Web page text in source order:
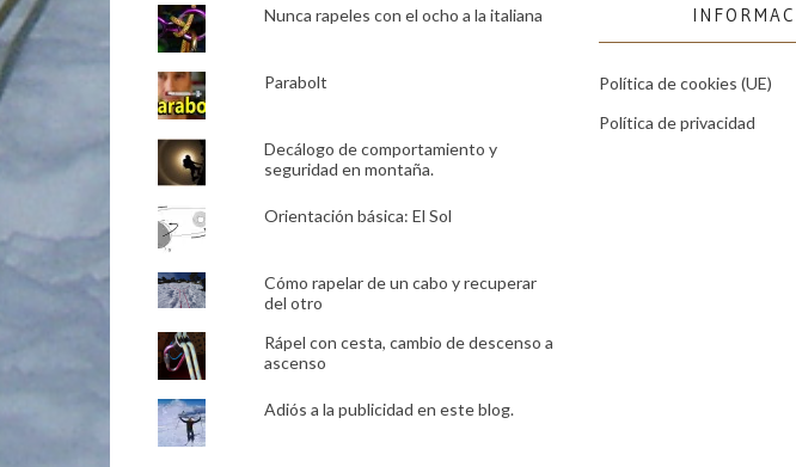
Nunca rapeles con el ocho a la italiana
Parabolt
Decálogo de comportamiento y
seguridad en montaña.
Orientación básica: El Sol
Cómo rapelar de un cabo y recuperar
del otro
Rápel con cesta, cambio de descenso a
ascenso
Adiós a la publicidad en este blog.
Política de cookies (UE)
Política de privacidad